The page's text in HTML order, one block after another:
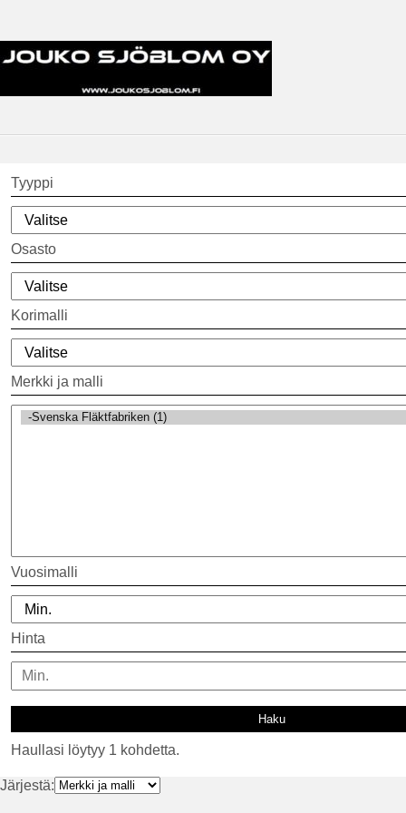
Tyyppi
Osasto
Korimalli
Merkki ja malli
Vuosimalli
Hinta
Haullasi löytyy 1 kohdetta.
Järjestä: